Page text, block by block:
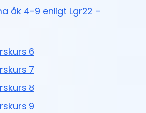
åk 4–9 enligt Lgr22 –
6
7
8
9